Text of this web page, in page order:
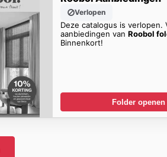
Verlopen
Deze catalogus is verlopen.
aanbiedingen vanRoobol
Binnenkort!
Folder openen